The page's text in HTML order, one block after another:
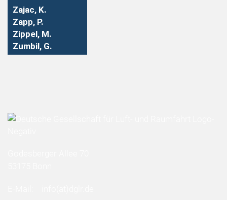
Zajac, K.
Zapp, P.
Zippel, M.
Zumbil, G.